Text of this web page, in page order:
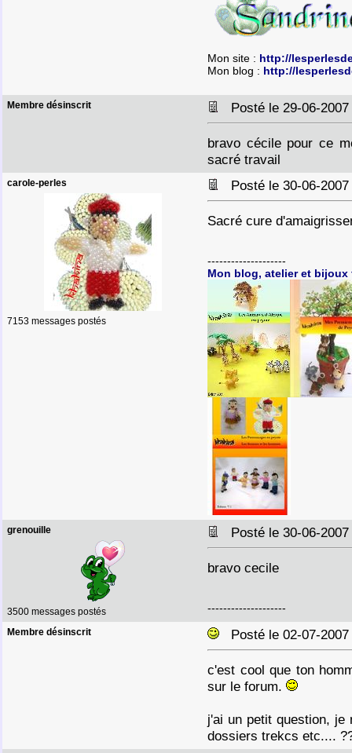
Mon site : http://
Mon blog : http://
Membre désinscrit Posté le 29-06-
bravo cécile pour ce
sacré travail
carole-perles
7153 messages postés
Posté le 30-06-
Sacré cure
--------------------
Mon blog, atelier et bijoux
grenouille
3500 messages postés
Posté le 30-06-
bravo cecile
--------------------
Membre désinscrit Posté le 02-07-
c'est cool que ton
sur le forum.
j'ai un petit question, je
dossiers trekcs etc....